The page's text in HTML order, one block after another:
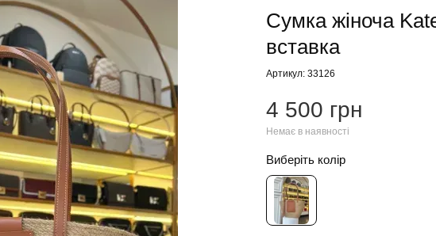
Сумка жіноча
вставка
Артикул: 33126
4 500 грн
Немає в наявності
Виберіть колір